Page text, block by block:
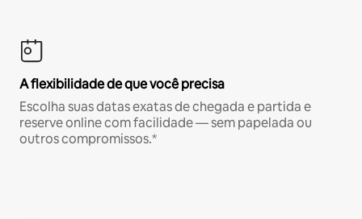
A flexibilidade de que você precisa
Escolha suas datas exatas de chegada e partida e
reserve online com facilidade — sem papelada ou
outros compromissos.*